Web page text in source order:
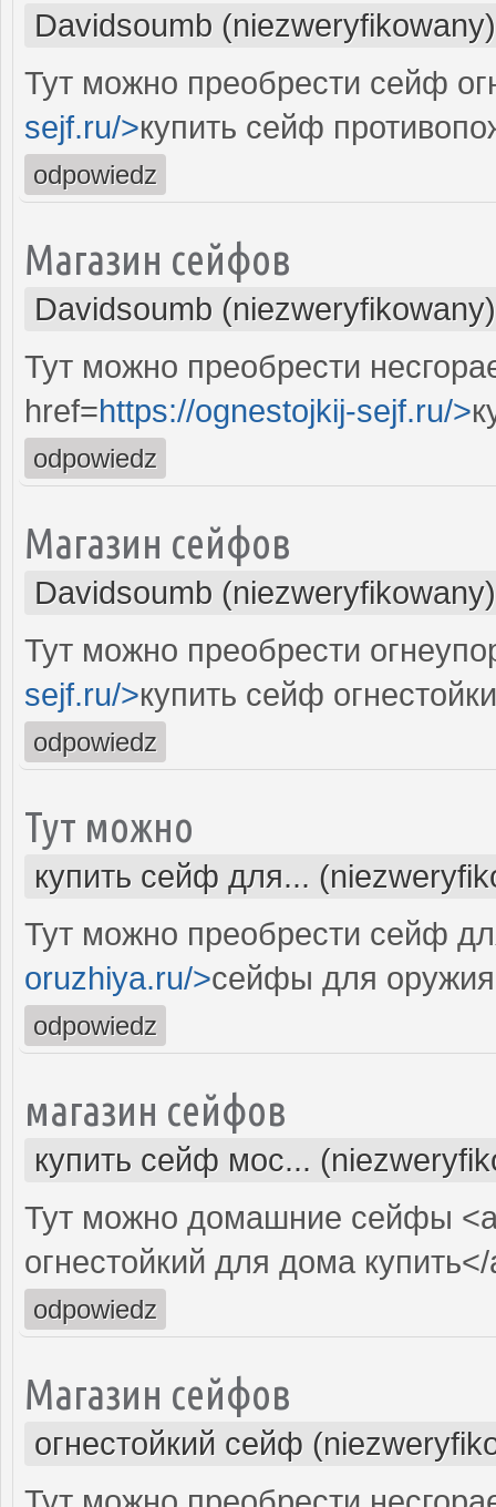
Davidsoumb (niezweryfikowany)
Тут можно преобрести сейф
sejf.ru/>купить сейф
odpowiedz
Магазин сейфов
Davidsoumb (niezweryfikowany)
Тут можно преобрести
href=https://ognestojkij-sejf.ru/>
odpowiedz
Магазин сейфов
Davidsoumb (niezweryfikowany)
Тут можно преобрести
sejf.ru/>купить сейф
odpowiedz
Тут можно
купить сейф для...
Тут можно преобрести сейф
oruzhiya.ru/>сейфы для
odpowiedz
магазин сейфов
купить сейф мос...
Тут можно домашние сейфы
огнестойкий для дома
odpowiedz
Магазин сейфов
огнестойкий сейф